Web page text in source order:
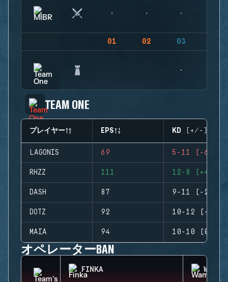
01 02 03
TEAM ONE
プレイヤー EPS KD (+/-)
LAGONIS 69 5-11 (-6)
RHZZ 111 12-8 (+4)
DASH 87 9-11 (-2)
DOTZ 92 10-12 (-2)
MAIA 94 10-10 (0)
オペレーターBAN
FINKA WAMAI